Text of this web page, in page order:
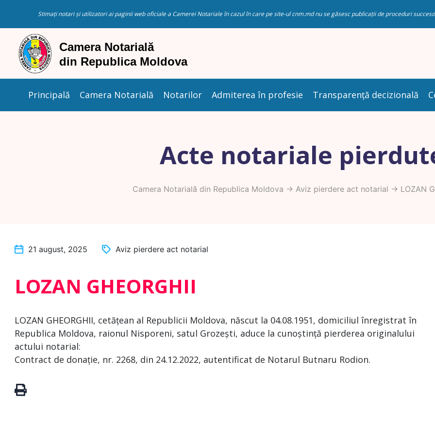
Stimați notari și utilizatori ai paginii web oficiale a Camerei Notariale în cazul în care pe site-ul cnm.md nu se găsesc publicații de proceduri
Principală Camera Notarială Notarilor Admiterea în profesie Transparență decizională
Acte notariale
Camera Notarială din Republica Moldova -> Aviz pierdere act notarial -> LOZAN
21 august, 2025 Aviz pierdere act notarial
LOZAN GHEORGHII
LOZAN GHEORGHII, cetățean al Republicii Moldova, născut la 04.08.1951, domiciliul înregistrat în
Republica Moldova, raionul Nisporeni, satul Grozești, aduce la cunoștință pierderea originalului
actului notarial:
Contract de donație, nr. 2268, din 24.12.2022, autentificat de Notarul Butnaru Rodion.